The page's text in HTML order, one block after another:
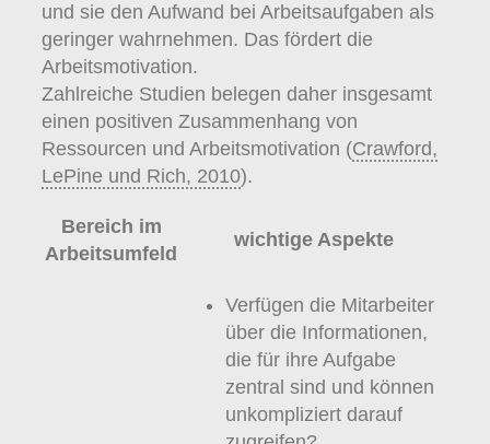
und sie den Aufwand bei Arbeitsaufgaben als
geringer wahrnehmen. Das fördert die
Arbeitsmotivation.
Zahlreiche Studien belegen daher insgesamt
einen positiven Zusammenhang von
Ressourcen und Arbeitsmotivation (Crawford,
LePine und Rich, 2010).
Bereich im
Arbeitsumfeld
wichtige Aspekte
Verfügen die Mitarbeiter
über die Informationen,
die für ihre Aufgabe
zentral sind und können
unkompliziert darauf